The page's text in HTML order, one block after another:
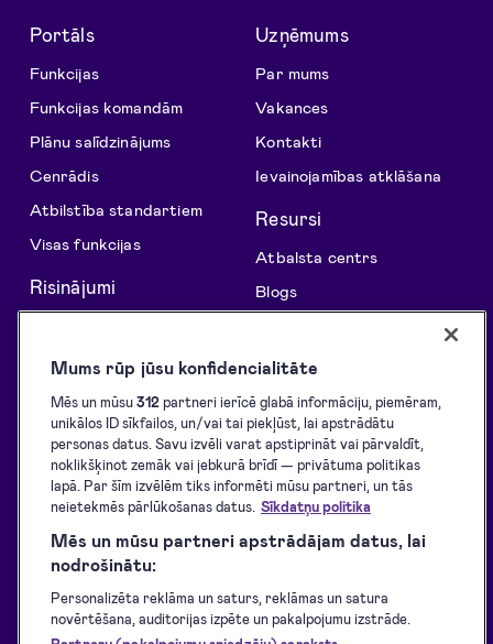
Portāls
Funkcijas
Funkcijas komandām
Plānu salīdzinājums
Cenrādis
Atbilstība standartiem
Visas funkcijas
Risinājumi
Parakstu vākšana
E-parakstīšana
E-identifikācija
E-zīmogošana
Uzņēmums
Par mums
Vakances
Kontakti
Ievainojamības atklāšana
Resursi
Atbalsta centrs
Blogs
Izstrādātājiem
Atbalstītie eID rīki
Lejupielādes
Pakalpojumu sniegšanas
noteikumi
Privātuma politika
Pakalpojumu pieejamība
Mums rūp jūsu konfidencialitāte
Mēs un mūsu312partneri ierīcē glabā informāciju, piemēram,
unikālos ID sīkfailos, un/vai tai piekļūst, lai apstrādātu
personas datus. Savu izvēli varat apstiprināt vai pārvaldīt,
noklikšķinot zemāk vai jebkurā brīdī — privātuma politikas
lapā. Par šīm izvēlēm tiks informēti mūsu partneri, un tās
neietekmēs pārlūkošanas datus. Sīkdatņu politika
Mēs un mūsu partneri apstrādājam datus, lai
nodrošinātu:
Personalizēta reklāma un saturs, reklāmas un satura
novērtēšana, auditorijas izpēte un pakalpojumu izstrāde.